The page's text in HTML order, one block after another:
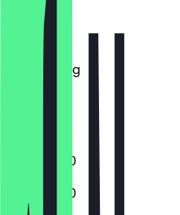
Montag
Dienstag
Mittwoch
Donnerstag
13:30 - 19:30
13:30 - 19:30